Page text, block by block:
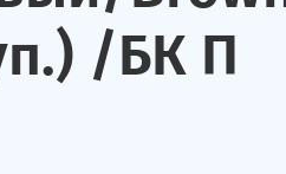
/БК П